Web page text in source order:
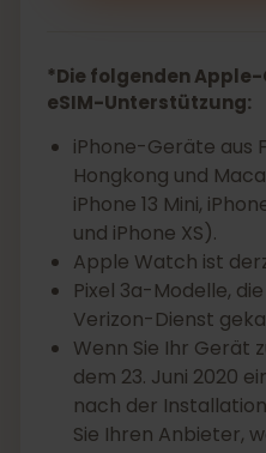
*Die folgenden Apple-
eSIM-Unterstützung:
iPhone-Geräte aus
Hongkong und
iPhone 13 Mini,
und iPhone XS).
Apple Watch ist
Pixel 3a-Modelle,
Verizon-Dienst
Wenn Sie Ihr Gerät
dem 23. Juni 2020
nach der
Sie Ihren Anbieter,